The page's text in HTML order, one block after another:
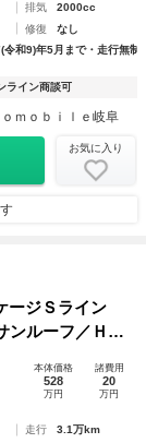
排気
2000cc
修復
なし
令和9)年5月まで・走行無制
ライン商談可
ｍｏｂｉｌｅ岐阜
お気に入り
ージＳライン
ンルーフ／ＨＤ
ステアリング
２３インチＡＷ
本体価格
528
万円
諸費用
20
万円
走行
3.1万km